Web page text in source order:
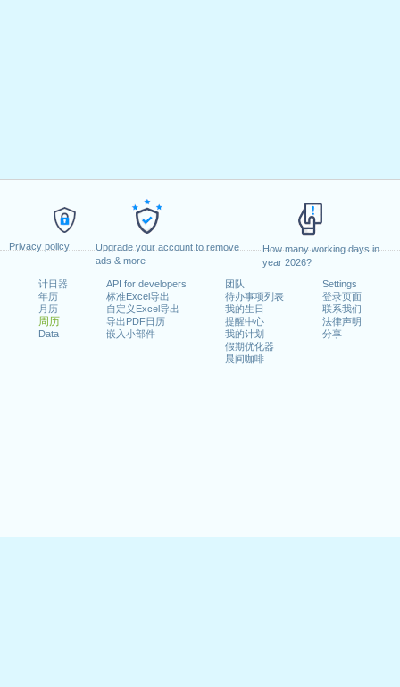
Privacy policy
Upgrade your account to remove
ads & more
How many working days in
year 2026?
计日器
年历
月历
周历
Data
API for developers
标准Excel导出
自定义Excel导出
导出PDF日历
嵌入小部件
团队
待办事项列表
我的生日
提醒中心
我的计划
假期优化器
晨间咖啡
Settings
登录页面
联系我们
法律声明
分享